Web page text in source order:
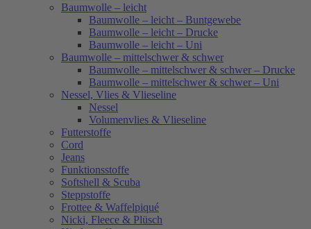
Baumwolle – leicht
Baumwolle – leicht – Buntgewebe
Baumwolle – leicht – Drucke
Baumwolle – leicht – Uni
Baumwolle – mittelschwer & schwer
Baumwolle – mittelschwer & schwer – Drucke
Baumwolle – mittelschwer & schwer – Uni
Nessel, Vlies & Vlieseline
Nessel
Volumenvlies & Vlieseline
Futterstoffe
Cord
Jeans
Funktionsstoffe
Softshell & Scuba
Steppstoffe
Frottee & Waffelpiqué
Nicki, Fleece & Plüsch